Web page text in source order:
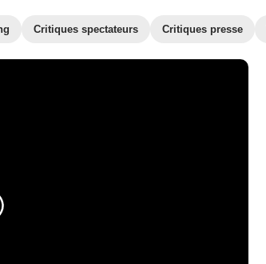
Critiques spectateurs Critiques presse